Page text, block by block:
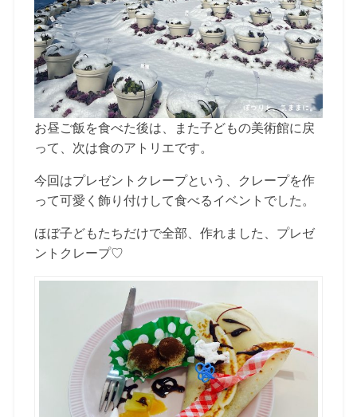
お昼ご飯を食べた後は、また子どもの美術館に戻
って、次は食のアトリエです。
今回はプレゼントクレープという、クレープを作
って可愛く飾り付けして食べるイベントでした。
ほぼ子どもたちだけで全部、作れました、プレゼ
ントクレープ♡